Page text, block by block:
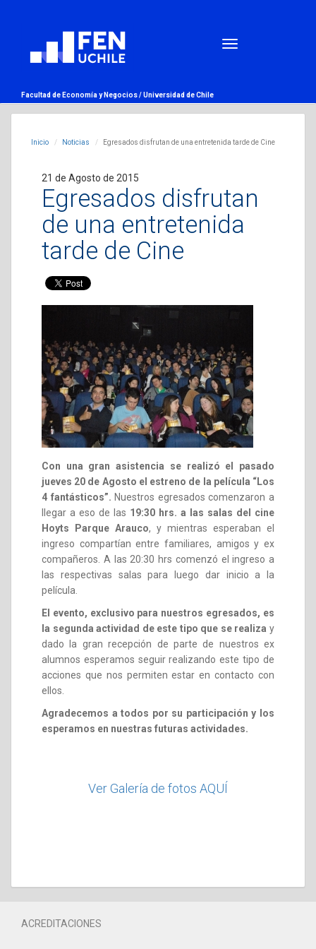
Facultad de Economía y Negocios /Universidad de Chile
Inicio Noticias Egresados disfrutan de una entretenida tarde de Cine
21 de Agosto de 2015
Egresados disfrutan
de una entretenida
tarde de Cine
Con una gran asistencia se realizó el pasado
jueves 20 de Agosto el estreno de la película “Los
4 fantásticos”. Nuestros egresados comenzaron a
llegar a eso de las 19:30 hrs. a las salas del cine
Hoyts Parque Arauco, y mientras esperaban el
ingreso compartían entre familiares, amigos y ex
compañeros. A las 20:30 hrs comenzó el ingreso a
las respectivas salas para luego dar inicio a la
película.
El evento, exclusivo para nuestros egresados, es
la segunda actividad de este tipo que se realiza y
dado la gran recepción de parte de nuestros ex
alumnos esperamos seguir realizando este tipo de
acciones que nos permiten estar en contacto con
ellos.
Agradecemos a todos por su participación y los
esperamos en nuestras futuras actividades.
Ver Galería de fotos AQUÍ
ACREDITACIONES